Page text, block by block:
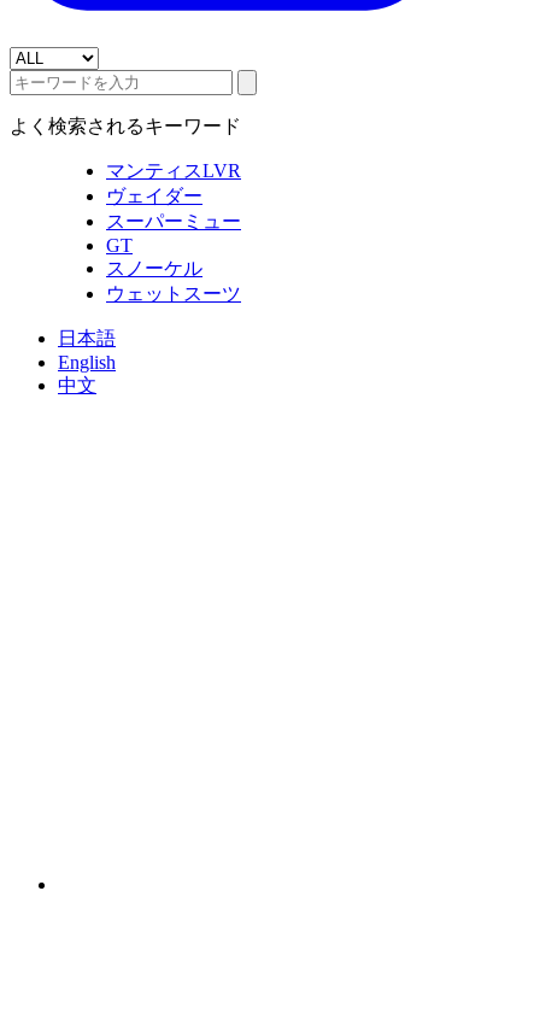
よく検索されるキーワード
マンティスLVR
ヴェイダー
スーパーミュー
GT
スノーケル
ウェットスーツ
日本語
English
中文